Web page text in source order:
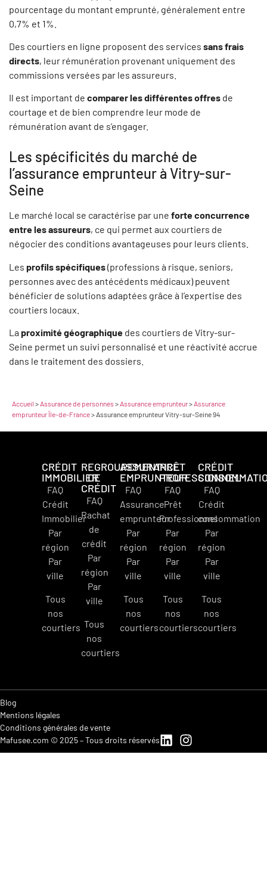
pourcentage du montant emprunté, généralement entre
0,7% et 1%.
Des courtiers en ligne proposent des services sans frais
directs, leur rémunération provenant uniquement des
commissions versées par les assureurs.
Il est important de comparer les différentes offres de
courtage et de bien comprendre leur mode de
rémunération avant de s’engager.
Les spécificités du marché de
l’assurance emprunteur à Vitry-sur-
Seine
Le marché local se caractérise par une forte concurrence
entre les assureurs, ce qui permet aux courtiers de
négocier des conditions avantageuses pour leurs clients.
Les profils spécifiques(professions à risque, seniors,
personnes avec des antécédents médicaux) peuvent
bénéficier de solutions adaptées grâce à l’expertise des
courtiers locaux.
La proximité géographique des courtiers de Vitry-sur-
Seine permet un suivi personnalisé et une réactivité accrue
dans le traitement des dossiers.
Accueil > Assurance de personnes> Assurance emprunteur> Assurance
emprunteur Île-de-France> Assurance emprunteur Vitry-sur-Seine 94
CRÉDIT
IMMOBILIER
FAQ
Crédit
Immobilier
Par
région
Par
ville
Tous
nos
courtiers
REGROUPEMENT
DE
CRÉDIT
FAQ
Rachat
de
crédit
Par
région
Par
ville
Tous
nos
courtiers
ASSURANCE
EMPRUNTEUR
FAQ
Assurance
emprunteur
Par
région
Par
ville
Tous
nos
courtiers
PRÊT
PROFESSIONNEL
FAQ
Prêt
Professionnel
Par
région
Par
ville
Tous
nos
courtiers
CRÉDIT
FAQ
Crédit
consommation
Par
région
Par
ville
Tous
nos
courtiers
Mafusee.com © 2025 – Tous droits réservés
Blog
Mentions légales
Conditions générales de vente